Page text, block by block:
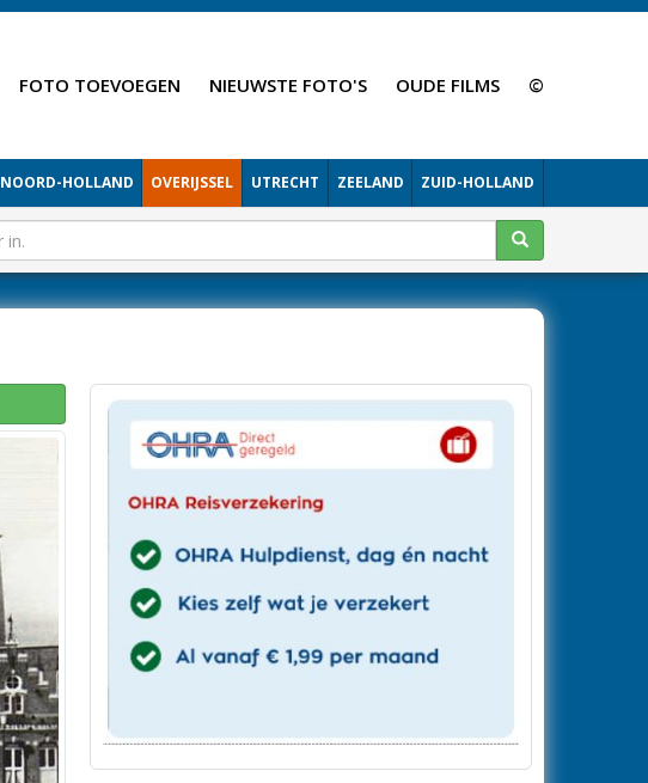
FOTO TOEVOEGEN NIEUWSTE FOTO'S OUDE FILMS ©
NOORD-HOLLAND OVERIJSSEL UTRECHT ZEELAND ZUID-HOLLAND